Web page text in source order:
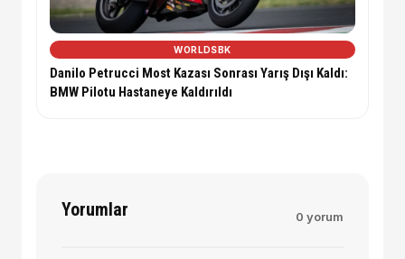
WORLDSBK
Danilo Petrucci Most Kazası Sonrası Yarış Dışı Kaldı:
BMW Pilotu Hastaneye Kaldırıldı
Yorumlar 0 yorum